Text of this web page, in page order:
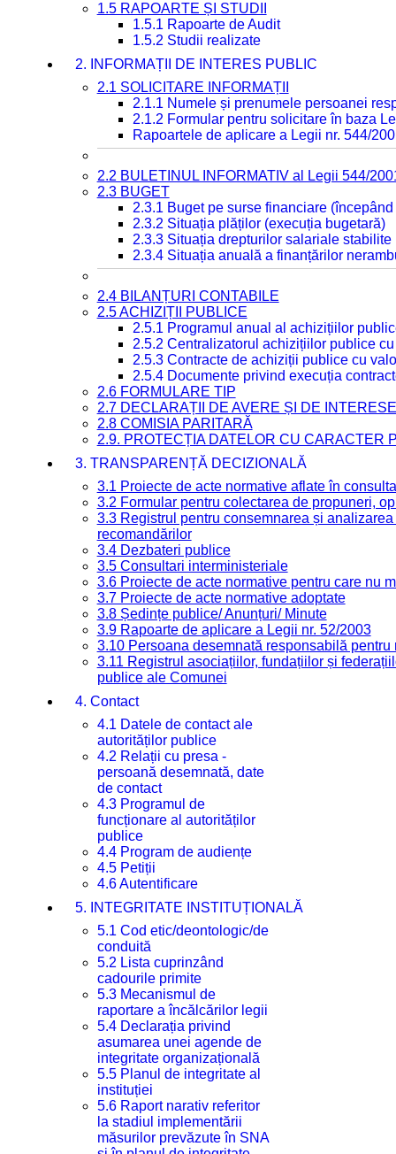
1.5 RAPOARTE ȘI STUDII
1.5.1 Rapoarte de Audit
1.5.2 Studii realizate
2. INFORMAȚII DE INTERES PUBLIC
2.1 SOLICITARE INFORMAȚII
2.1.1 Numele și prenumele persoanei
2.1.2 Formular pentru solicitare în baza
Rapoartele de aplicare a Legii nr. 544/
2.2 BULETINUL INFORMATIV al Legii 544/
2.3 BUGET
2.3.1 Buget pe surse financiare
2.3.2 Situația plăților (execuția bugetară)
2.3.3 Situația drepturilor salariale
2.3.4 Situația anuală a finanțărilor
2.4 BILANȚURI CONTABILE
2.5 ACHIZIȚII PUBLICE
2.5.1 Programul anual al achizițiilor
2.5.2 Centralizatorul achizițiilor publice
2.5.3 Contracte de achiziții publice cu
2.5.4 Documente privind execuția
2.6 FORMULARE TIP
2.7 DECLARAȚII DE AVERE ȘI DE INTERESE
2.8 COMISIA PARITARĂ
2.9. PROTECȚIA DATELOR CU CARACTER
3. TRANSPARENȚĂ DECIZIONALĂ
3.1 Proiecte de acte normative aflate în
3.2 Formular pentru colectarea de propuneri,
3.3 Registrul pentru consemnarea și
recomandărilor
3.4 Dezbateri publice
3.5 Consultari interministeriale
3.6 Proiecte de acte normative pentru care nu
3.7 Proiecte de acte normative adoptate
3.8 Ședințe publice/ Anunțuri/ Minute
3.9 Rapoarte de aplicare a Legii nr. 52/2003
3.10 Persoana desemnată responsabilă
3.11 Registrul asociațiilor, fundațiilor și
publice ale Comunei
4. Contact
4.1 Datele de contact ale
autorităților publice
4.2 Relații cu presa -
persoană desemnată, date
de contact
4.3 Programul de
funcționare al autorităților
publice
4.4 Program de audiențe
4.5 Petiții
4.6 Autentificare
5. INTEGRITATE INSTITUȚIONALĂ
5.1 Cod etic/deontologic/de
conduită
5.2 Lista cuprinzând
cadourile primite
5.3 Mecanismul de
raportare a încălcărilor legii
5.4 Declarația privind
asumarea unei agende de
integritate organizațională
5.5 Planul de integritate al
instituției
5.6 Raport narativ referitor
la stadiul implementării
măsurilor prevăzute în SNA